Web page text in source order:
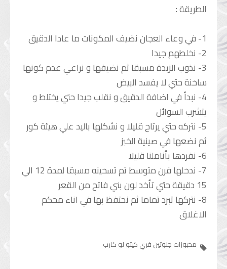
الطريقة :
1- في وعاء العجان نضيف المكونات ما عادا الدقيق
2- نخلطهم جيدا
3- نذوب الزبدة مسبقا ثم نضيفها و نراعي عدم كونها
ساخنة حتي لا يفسد البيض
4- نبدأ في اضافة الدقيق و نقلب جيدا حتي يختلط و
يتشرب السوائل
5- نتركه حتي يرتاح قليلا و نشكلها باليد علي هيئة كور
ثم نضعها في صينية الخبز
6- نفردها بأناملنا قليلا
7- ندخلها فرن متوسط تم تسخينه مسبقا لمدة 12 الي
15 دقيقة حتي تأخد لون بني فاتح من القعر
8- نتركها تبرد تماما ثم نحتفظ بها في اناء محكم
الاغلاق
مخبوزات جلوتين فري كيتو لو كارب